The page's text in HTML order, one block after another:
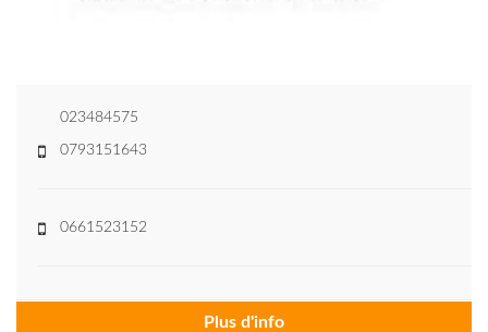
023484575
0793151643
0661523152
Plus d'info